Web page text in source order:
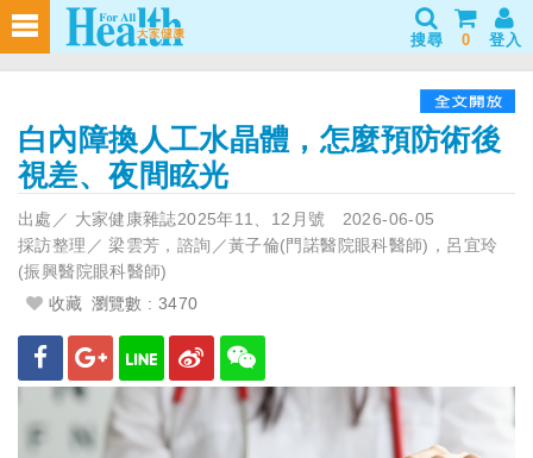
搜尋 0 登入
白內障換人工水晶體，怎麼預防術後
視差、夜間眩光
出處／ 大家健康雜誌2025年11、12月號 2026-06-05
採訪整理／ 梁雲芳，諮詢／黃子倫(門諾醫院眼科醫師)，呂宜玲
(振興醫院眼科醫師)
收藏 瀏覽數 : 3470